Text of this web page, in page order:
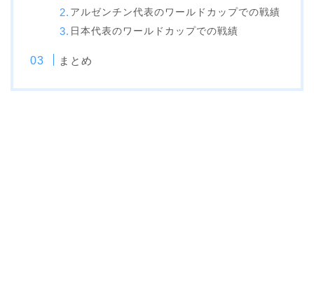
アルゼンチン代表のワールドカップでの戦績
日本代表のワールドカップでの戦績
まとめ